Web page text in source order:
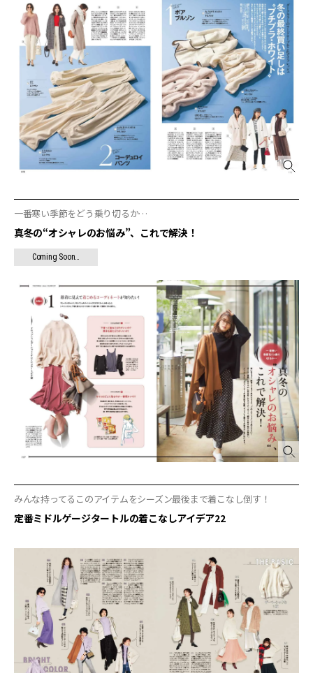
一番寒い季節をどう乗り切るか…
真冬の“オシャレのお悩み”、これで解決！
Coming Soon…
みんな持ってるこのアイテムをシーズン最後まで着こなし倒す！
定番ミドルゲージタートルの着こなしアイデア22